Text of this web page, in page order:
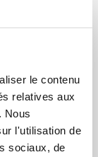
le contenu
relatives aux
Nous
l'utilisation de
sociaux, de
passant d’un
de 16,5$.
capital; perte
intérêts issus